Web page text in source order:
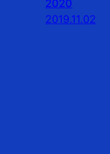
2020
2019.11.02